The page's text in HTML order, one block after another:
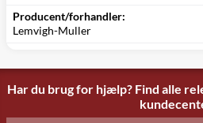
Producent/forhandler:
Lemvigh-Muller
Har du brug for hjælp? Find alle